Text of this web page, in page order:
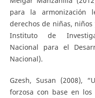
para la armonización
derechos de niñas,
Instituto de
Nacional para el
Nacional).
Gzesh, Susan (2008),
forzosa con base en